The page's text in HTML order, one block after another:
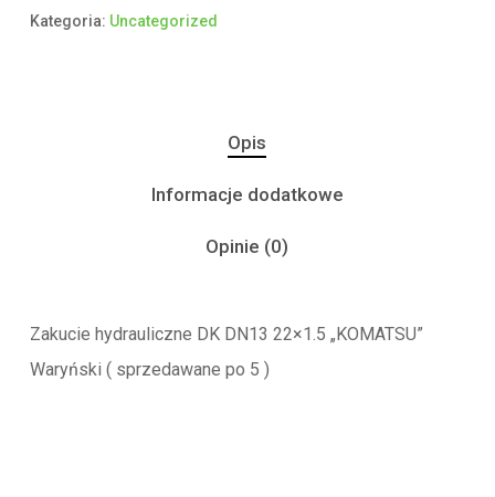
Kategoria: Uncategorized
Opis
Informacje dodatkowe
Opinie (0)
Zakucie hydrauliczne DK DN13 22×1.5 „KOMATSU”
Waryński ( sprzedawane po 5 )